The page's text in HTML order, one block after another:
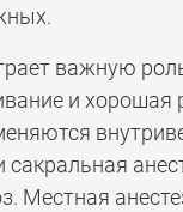
важную
и хорошая
сакральная
Местная